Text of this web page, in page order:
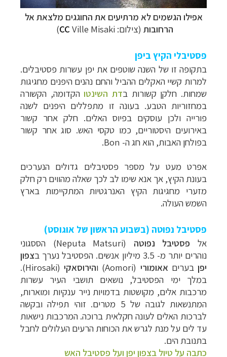
אפילו הגשמים לא מרתיעים את החוגגים מלצאת אל
הרחובות (צילום: CC Ville Misaki
)
פסטיבלי הקיץ ביפן
בתקופה זו של השנה שוטפים את יפן עשרות פסטיבלים.
למרות קשיי האקלים ההביל והחם נהנים היפנים מחגיגות
שמחות. חלקן קשורות בדת השינטו הקדומה, הקשורה
במחזוריות הטבע. בעונה זו מתפללים היפנים לשנה
פורייה ולכן עוסקים בפיוס האלים. חלק אחר קשור
באירועים היסטוריים, כמו טקסי האש. סוג אחר קשור
בפולחן האבות, הוא חג ה- Bon.
אפרט מעט על מספר פסטיבלים גדולים הנערכים
בעונת הקיץ, אך אנא שימו לב לכך שאלה מהווים רק חלק
מזערי מחגיגות הקיץ האנרגטיות המתקיימות בארץ
השמש העולה.
פסטיבל נפוטה (בשבוע הראשון של אוגוסט)
אל פסטיבל נפוטה
(Neputa Matsuri) הססגוני
נוהרים יותר מ- 3.5 מיליון אנשים. הפסטיבל נערך ב
צפון
יפןבערים אאומורי (Aomori) ו הירוסאקי
(Hirosaki).
במלך ימי הפסטיבל, נושאים תושבי העיר עשרות
מרכבות אלים, מקושטות בדמויות נייר ענקיות ומוארות,
המתנשאות לגובה של 5 מטרים. זוהי תפילה ובקשה
לברכות האלים לעונה חקלאית ברוכה. המרכבות נישאות
עד לים על מנת לגרש את הכוחות הרעים העלולים לחבל
בתנובת הים.
כתבה על טיול בצפון יפן ועל פסטיבל האש